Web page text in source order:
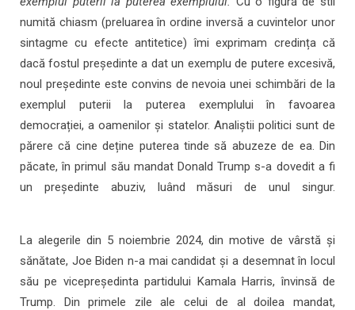
numită chiasm (preluarea în ordine inversă a cuvintelor unor
sintagme cu efecte antitetice) îmi exprimam credința că
dacă fostul președinte a dat un exemplu de putere excesivă,
noul președinte este convins de nevoia unei schimbări de la
exemplul puterii la puterea exemplului în favoarea
democrației, a oamenilor și statelor. Analiștii politici sunt de
părere că cine deține puterea tinde să abuzeze de ea. Din
păcate, în primul său mandat Donald Trump s-a dovedit a fi
un președinte abuziv, luând măsuri de unul singur.
La alegerile din 5 noiembrie 2024, din motive de vârstă și
sănătate, Joe Biden n-a mai candidat și a desemnat în locul
său pe vicepreședinta partidului Kamala Harris, învinsă de
Trump. Din primele zile ale celui de al doilea mandat,